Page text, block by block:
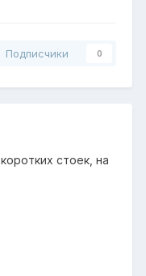
Подписчики 0
стоек, на